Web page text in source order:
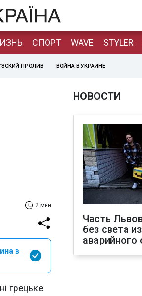
СПОРТ WAVE STYLER
ПРОЛИВ ВОЙНА В УКРАИНЕ
2 мин
в
грецьке
НОВОСТИ
Часть
без света
аварийного